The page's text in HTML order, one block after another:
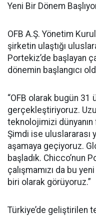
Yeni Bir Dönem
OFB A.Ş. Yönetim
şirketin ulaştığı
Portekiz’de başlayan
dönemin başlangıcı
“OFB olarak bugün 31
gerçekleştiriyoruz.
teknolojimizi dünyanın
Şimdi ise uluslararası
aşamaya geçiyoruz.
başladık. Chicco’nun
çalışmamızı da bu
biri olarak görüyoruz.”
Türkiye’de geliştirilen